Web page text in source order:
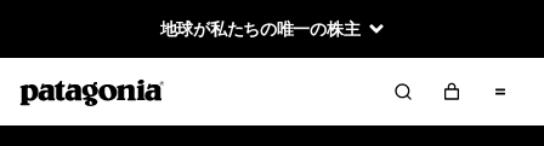
地球が私たちの唯一の株主